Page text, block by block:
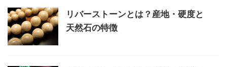
リバーストーンとは？産地・硬度と
天然石の特徴